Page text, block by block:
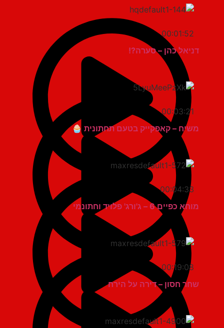
00:01:52
דניאל כהן – סערה?!
00:03:21
משיח – קאפקייק בטעם תחתונית 🧁
00:04:33
מוחא כפיים 6 – ג'ורג' פלויד וחתונמי
00:19:08
שחר חסון – דירה על הירח